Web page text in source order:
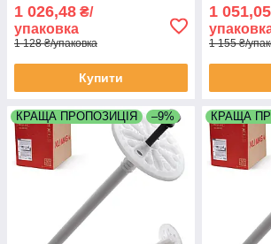
1 026,48 ₴/
упаковка
1 128 ₴/упаковка
Купити
1 051,05
1 155 ₴/
КРАЩА ПРОПОЗИЦІЯ –9% КРАЩА